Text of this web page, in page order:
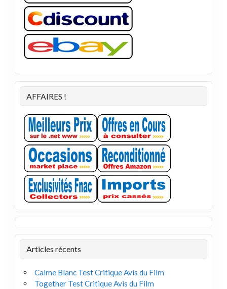
AFFAIRES !
Articles récents
Calme Blanc Test Critique Avis du Film
Together Test Critique Avis du Film